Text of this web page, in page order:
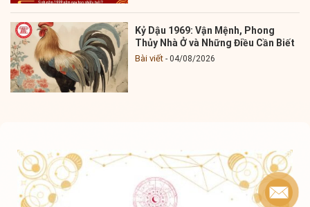
Kỷ Dậu 1969: Vận Mệnh, Phong
Thủy Nhà Ở và Những Điều Cần Biết
Bài viết 04/08/2026